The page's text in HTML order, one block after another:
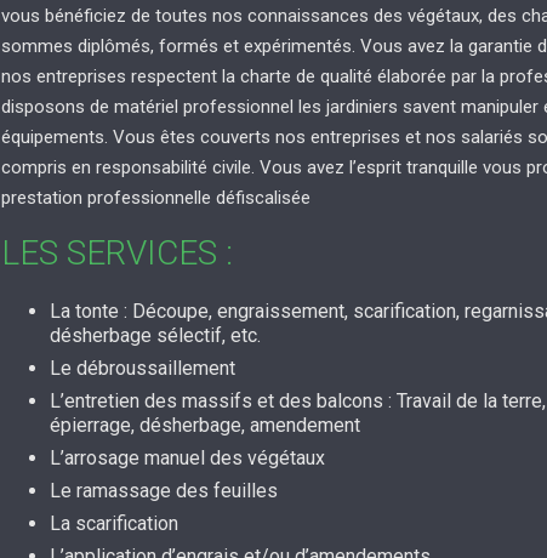
vous bénéficiez de toutes nos connaissances des végétaux, des
sommes diplômés, formés et expérimentés. Vous avez la garantie
nos entreprises respectent la charte de qualité élaborée par la
disposons de matériel professionnel les jardiniers savent manipuler
équipements. Vous êtes couverts nos entreprises et nos salariés
compris en responsabilité civile. Vous avez l’esprit tranquille vous
prestation professionnelle défiscalisée
LES SERVICES :
La tonte : Découpe, engraissement, scarification,
désherbage sélectif, etc.
Le débroussaillement
L’entretien des massifs et des balcons : Travail de la
épierrage, désherbage, amendement
L’arrosage manuel des végétaux
Le ramassage des feuilles
La scarification